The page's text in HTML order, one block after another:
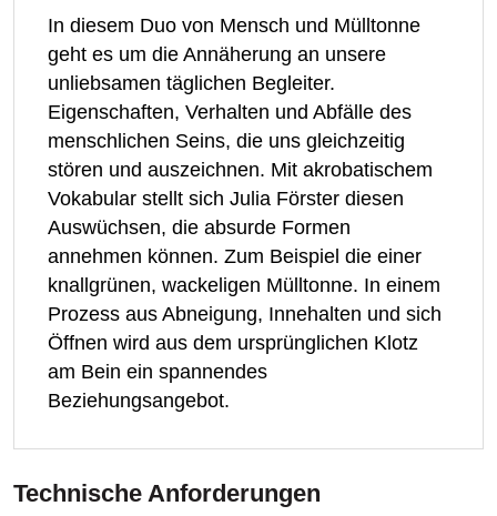
In diesem Duo von Mensch und Mülltonne
geht es um die Annäherung an unsere
unliebsamen täglichen Begleiter.
Eigenschaften, Verhalten und Abfälle des
menschlichen Seins, die uns gleichzeitig
stören und auszeichnen. Mit akrobatischem
Vokabular stellt sich Julia Förster diesen
Auswüchsen, die absurde Formen
annehmen können. Zum Beispiel die einer
knallgrünen, wackeligen Mülltonne. In einem
Prozess aus Abneigung, Innehalten und sich
Öffnen wird aus dem ursprünglichen Klotz
am Bein ein spannendes
Beziehungsangebot.
Technische Anforderungen